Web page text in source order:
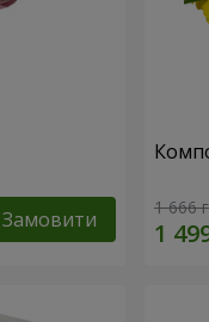
Замовити 1 666